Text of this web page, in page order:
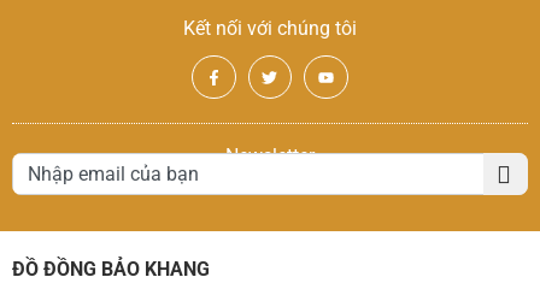
Kết nối với chúng tôi
Newsletter
ĐỒ ĐỒNG BẢO KHANG